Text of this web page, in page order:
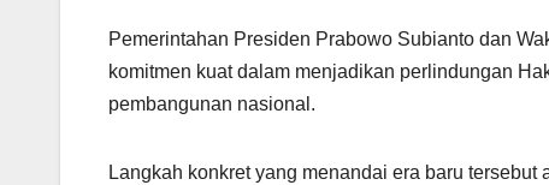
Pemerintahan Presiden Prabowo Subianto dan
komitmen kuat dalam menjadikan perlindungan
pembangunan nasional.
Langkah konkret yang menandai era baru